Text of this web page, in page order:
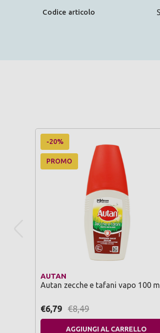
Codice articolo
-20%
PROMO
AUTAN
Autan zecche e tafani vapo 100
€6,79 €8,49
AGGIUNGI AL CARRELLO